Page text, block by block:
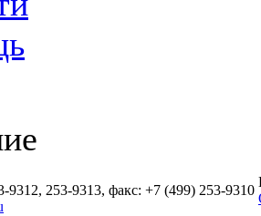
9312, 253-9313, факс: +7 (499) 253-9310